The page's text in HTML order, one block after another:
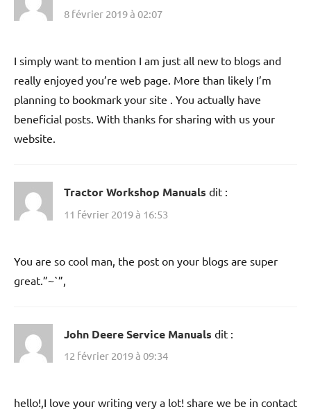
8 février 2019 à 02:07
I simply want to mention I am just all new to blogs and
really enjoyed you’re web page. More than likely I’m
planning to bookmark your site . You actually have
beneficial posts. With thanks for sharing with us your
website.
Tractor Workshop Manuals dit :
11 février 2019 à 16:53
You are so cool man, the post on your blogs are super
great.”~`”,
John Deere Service Manuals dit :
12 février 2019 à 09:34
hello!,I love your writing very a lot! share we be in contact